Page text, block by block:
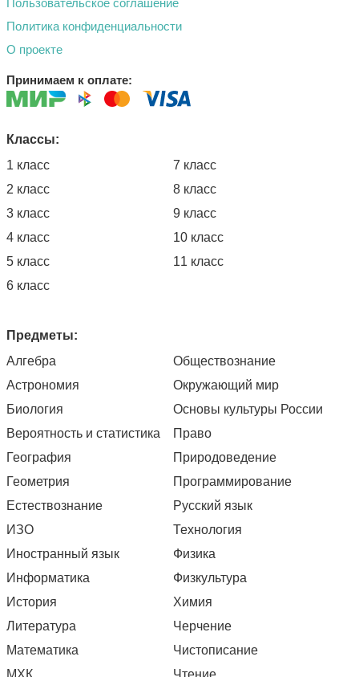
Пользовательское соглашение
Политика конфиденциальности
О проекте
Принимаем к оплате:
Классы:
1 класс
2 класс
3 класс
4 класс
5 класс
6 класс
7 класс
8 класс
9 класс
10 класс
11 класс
Предметы:
Алгебра
Астрономия
Биология
Вероятность и статистика
География
Геометрия
Естествознание
ИЗО
Иностранный язык
Информатика
История
Литература
Математика
МХК
Обществознание
Окружающий мир
Основы культуры России
Право
Природоведение
Программирование
Русский язык
Технология
Физика
Физкультура
Химия
Черчение
Чистописание
Чтение